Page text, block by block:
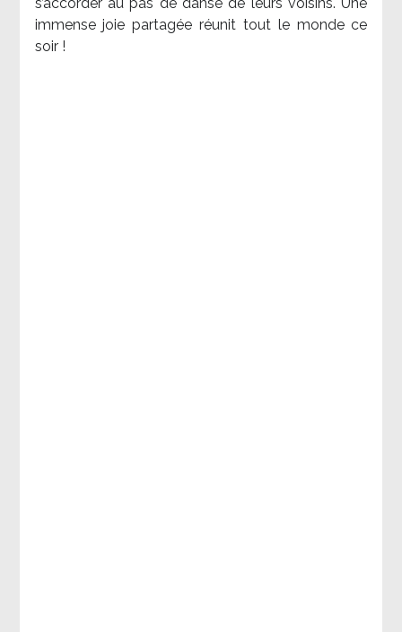
immense joie partagée réunit tout le monde ce
soir !